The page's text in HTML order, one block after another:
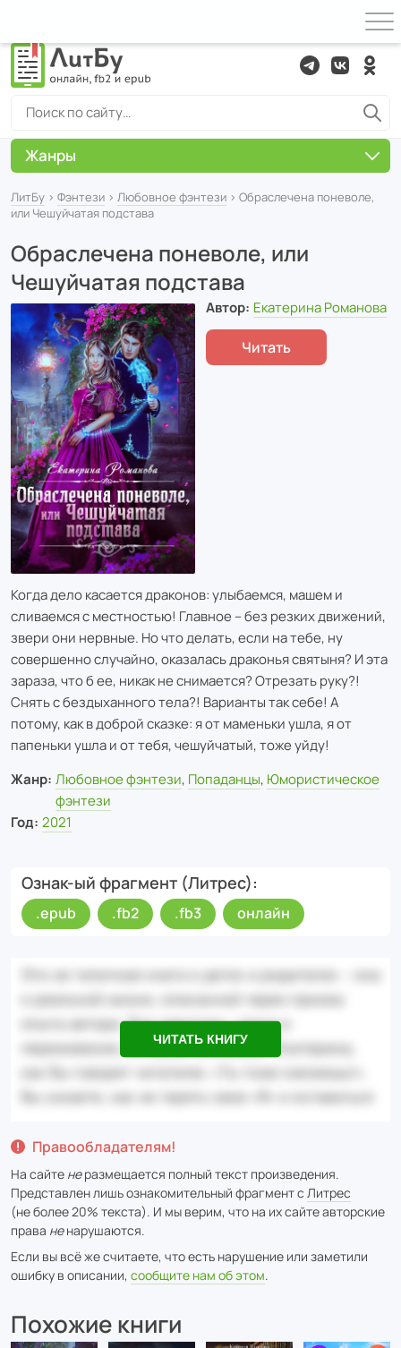
ЛитБу › Фэнтези › Любовное фэнтези › Обраслечена поневоле,
или Чешуйчатая подстава
Обраслечена поневоле, или
Чешуйчатая подстава
Автор: Екатерина Романова
Читать
Когда дело касается драконов: улыбаемся, машем и
сливаемся с местностью! Главное – без резких движений,
звери они нервные. Но что делать, если на тебе, ну
совершенно случайно, оказалась драконья святыня? И эта
зараза, что б ее, никак не снимается? Отрезать руку?!
Снять с бездыханного тела?! Варианты так себе! А
потому, как в доброй сказке: я от маменьки ушла, я от
папеньки ушла и от тебя, чешуйчатый, тоже уйду!
Жанр: Любовное фэнтези, Попаданцы, Юмористическое
фэнтези
Год: 2021
Ознак-ый фрагмент (Литрес)
.epub .fb2 .fb3 онлайн
ЧИТАТЬ КНИГУ
Правообладателям!
На сайте неразмещается полный текст произведения.
Представлен лишь ознакомительный фрагмент с Литрес
(не более 20% текста). И мы верим, что на их сайте авторские
права ненарушаются.
Если вы всё же считаете, что есть нарушение или заметили
ошибку в описании, сообщите нам об этом.
Похожие книги
Жанры